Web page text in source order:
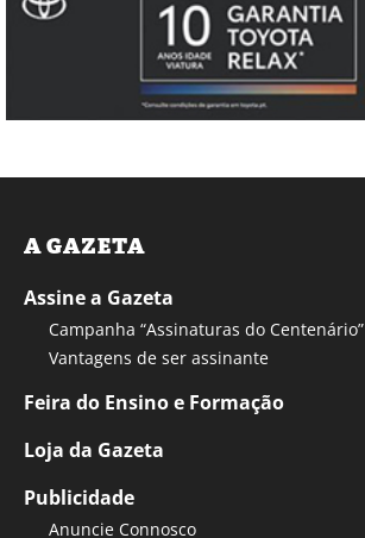
A GAZETA
Assine a Gazeta
Campanha “Assinaturas do Centenário”
Vantagens de ser assinante
Feira do Ensino e Formação
Loja da Gazeta
Publicidade
Anuncie Connosco